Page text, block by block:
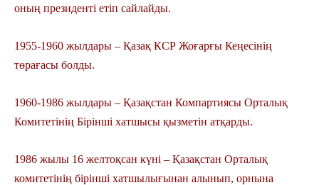
оның президенті етіп сайлайды.
1955-1960 жылдары – Қазақ КСР Жоғарғы Кеңесінің
төрағасы болды.
1960-1986 жылдары – Қазақстан Компартиясы Орталық
Комитетінің Бірінші хатшысы қызметін атқарды.
1986 жылы 16 желтоқсан күні – Қазақстан Орталық
комитетінің бірінші хатшылығынан алынып, орнына